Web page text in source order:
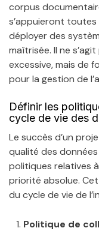
corpus
s’appuieront
déployer des
maîtrisée. Il ne
excessive, mais de
pour la gestion de
Définir les
cycle de vie des
Le succès d’un
qualité des
politiques relatives
priorité absolue.
du cycle de vie de
Politique de